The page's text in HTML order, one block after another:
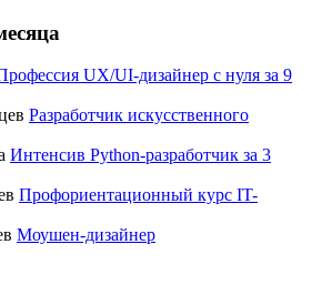
UX/UI-дизайнер с нуля за 9
Разработчик искусственного
Интенсив Python-разработчик за 3
Профориентационный курс IT-
Моушен-дизайнер